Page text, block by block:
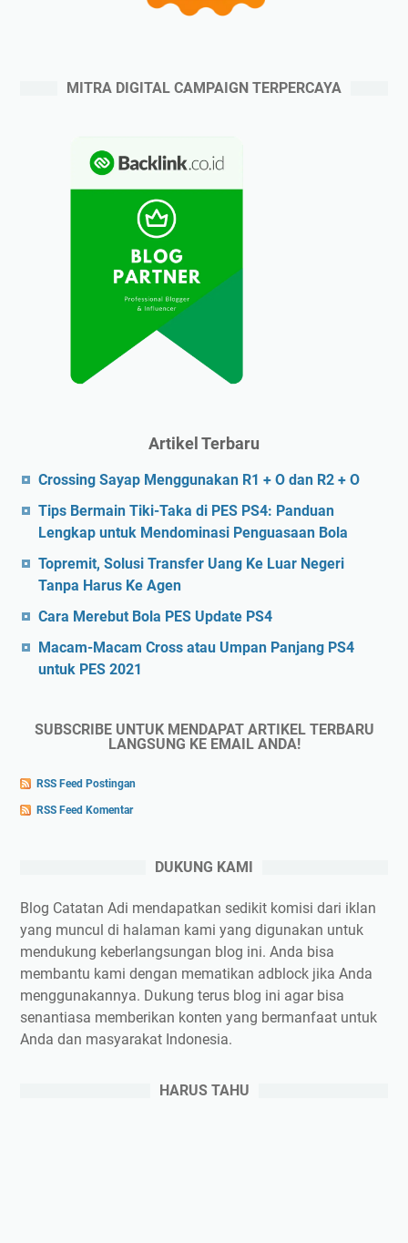
MITRA DIGITAL CAMPAIGN TERPERCAYA
Artikel Terbaru
Crossing Sayap Menggunakan R1 + O dan R2 + O
Tips Bermain Tiki-Taka di PES PS4: Panduan
Lengkap untuk Mendominasi Penguasaan Bola
Topremit, Solusi Transfer Uang Ke Luar Negeri
Tanpa Harus Ke Agen
Cara Merebut Bola PES Update PS4
Macam-Macam Cross atau Umpan Panjang PS4
untuk PES 2021
SUBSCRIBE UNTUK MENDAPAT ARTIKEL TERBARU
LANGSUNG KE EMAIL ANDA!
RSS Feed Postingan
RSS Feed Komentar
DUKUNG KAMI
Blog Catatan Adi mendapatkan sedikit komisi dari iklan
yang muncul di halaman kami yang digunakan untuk
mendukung keberlangsungan blog ini. Anda bisa
membantu kami dengan mematikan adblock jika Anda
menggunakannya. Dukung terus blog ini agar bisa
senantiasa memberikan konten yang bermanfaat untuk
Anda dan masyarakat Indonesia.
HARUS TAHU